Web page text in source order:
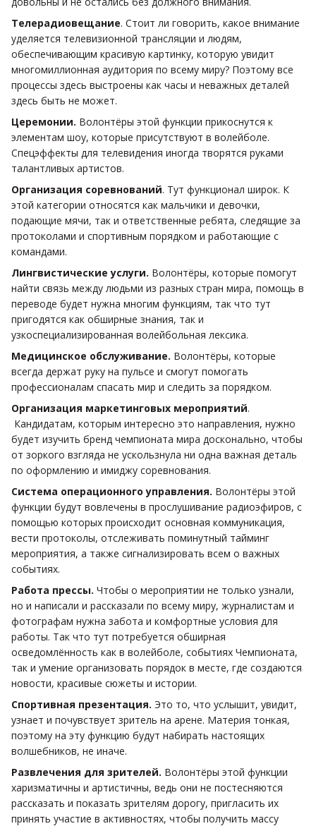
Телерадиовещание. Стоит ли говорить, какое внимание
уделяется телевизионной трансляции и людям,
обеспечивающим красивую картинку, которую увидит
многомиллионная аудитория по всему миру? Поэтому все
процессы здесь выстроены как часы и неважных деталей
здесь быть не может.
Церемонии. Волонтёры этой функции прикоснутся к
элементам шоу, которые присутствуют в волейболе.
Спецэффекты для телевидения иногда творятся руками
талантливых артистов.
Организация соревнований. Тут функционал широк. К
этой категории относятся как мальчики и девочки,
подающие мячи, так и ответственные ребята, следящие за
протоколами и спортивным порядком и работающие с
командами.
Лингвистические услуги. Волонтёры, которые помогут
найти связь между людьми из разных стран мира, помощь в
переводе будет нужна многим функциям, так что тут
пригодятся как обширные знания, так и
узкоспециализированная волейбольная лексика.
Медицинское обслуживание. Волонтёры, которые
всегда держат руку на пульсе и смогут помогать
профессионалам спасать мир и следить за порядком.
Организация маркетинговых мероприятий.
Кандидатам, которым интересно это направления, нужно
будет изучить бренд чемпионата мира досконально, чтобы
от зоркого взгляда не ускользнула ни одна важная деталь
по оформлению и имиджу соревнования.
Система операционного управления. Волонтёры этой
функции будут вовлечены в прослушивание радиоэфиров, с
помощью которых происходит основная коммуникация,
вести протоколы, отслеживать поминутный тайминг
мероприятия, а также сигнализировать всем о важных
событиях.
Работа прессы. Чтобы о мероприятии не только узнали,
но и написали и рассказали по всему миру, журналистам и
фотографам нужна забота и комфортные условия для
работы. Так что тут потребуется обширная
осведомлённость как в волейболе, событиях Чемпионата,
так и умение организовать порядок в месте, где создаются
новости, красивые сюжеты и истории.
Спортивная презентация. Это то, что услышит, увидит,
узнает и почувствует зритель на арене. Материя тонкая,
поэтому на эту функцию будут набирать настоящих
волшебников, не иначе.
Развлечения для зрителей. Волонтёры этой функции
харизматичны и артистичны, ведь они не постесняются
рассказать и показать зрителям дорогу, пригласить их
принять участие в активностях, чтобы получить массу